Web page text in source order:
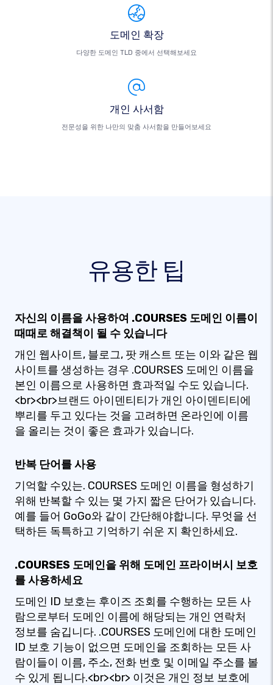
도메인 확장
다양한 도메인 TLD 중에서 선택해보세요
개인 사서함
전문성을 위한 나만의 맞춤 사서함을 만들어보세요
유용한 팁
자신의 이름을 사용하여 .COURSES 도메인 이름이
때때로 해결책이 될 수 있습니다
개인 웹사이트, 블로그, 팟 캐스트 또는 이와 같은 웹
사이트를 생성하는 경우 .COURSES 도메인 이름을
본인 이름으로 사용하면 효과적일 수도 있습니다.
<br><br>브랜드 아이덴티티가 개인 아이덴티티에
뿌리를 두고 있다는 것을 고려하면 온라인에 이름
을 올리는 것이 좋은 효과가 있습니다.
반복 단어를 사용
기억할 수있는. COURSES 도메인 이름을 형성하기
위해 반복할 수 있는 몇 가지 짧은 단어가 있습니다.
예를 들어 GoGo와 같이 간단해야합니다. 무엇을 선
택하든 독특하고 기억하기 쉬운 지 확인하세요.
.COURSES 도메인을 위해 도메인 프라이버시 보호
를 사용하세요
도메인 ID 보호는 후이즈 조회를 수행하는 모든 사
람으로부터 도메인 이름에 해당되는 개인 연락처
정보를 숨깁니다. .COURSES 도메인에 대한 도메인
ID 보호 기능이 없으면 도메인을 조회하는 모든 사
람이들이 이름, 주소, 전화 번호 및 이메일 주소를 볼
수 있게 됩니다.<br><br> 이것은 개인 정보 보호에